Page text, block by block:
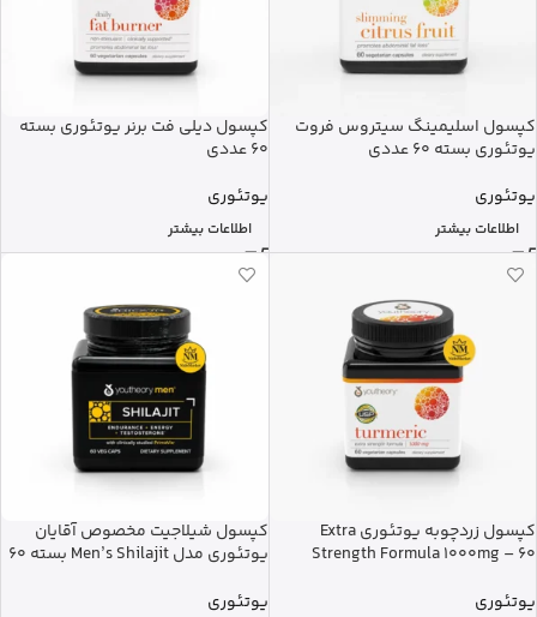
کپسول اسلیمینگ سیتروس فروت
یوتئوری بسته 60 عددی
یوتئوری
اطلاعات بیشتر
کپسول دیلی فت برنر یوتئوری بسته
60 عددی
یوتئوری
اطلاعات بیشتر
کپسول زردچوبه یوتئوری Extra
Strength Formula 1000mg – 60
یوتئوری
کپسول شیلاجیت مخصوص آقایان
یوتئوری مدل Men’s Shilajit بسته 60
یوتئوری